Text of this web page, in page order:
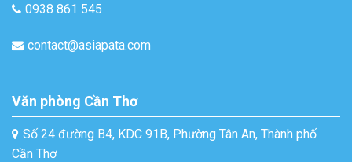
0938 861 545
contact@asiapata.com
Văn phòng Cần Thơ
Số 24 đường B4, KDC 91B, Phường Tân An, Thành phố
Cần Thơ